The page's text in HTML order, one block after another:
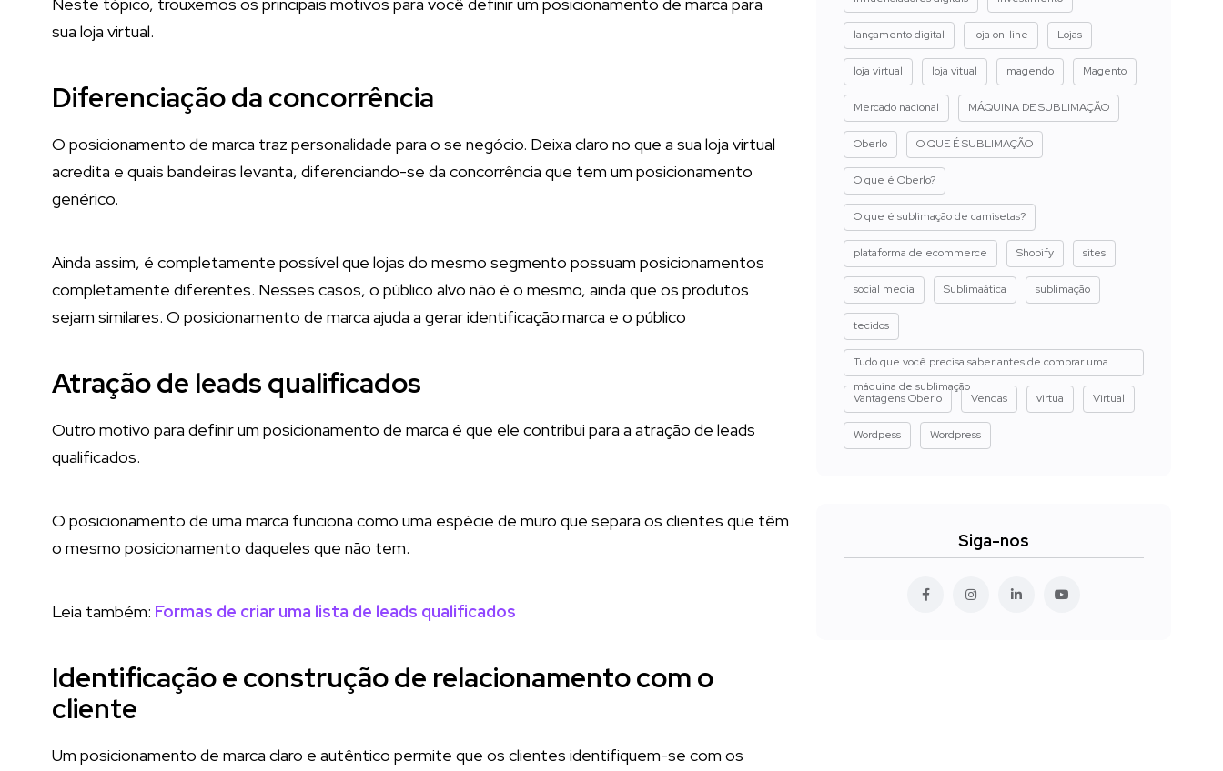
sua loja virtual.
Diferenciação da concorrência
O posicionamento de marca traz personalidade para o se negócio. Deixa claro no que a sua loja virtual
acredita e quais bandeiras levanta, diferenciando-se da concorrência que tem um posicionamento
genérico.
Ainda assim, é completamente possível que lojas do mesmo segmento possuam posicionamentos
completamente diferentes. Nesses casos, o público alvo não é o mesmo, ainda que os produtos
sejam similares. O posicionamento de marca ajuda a gerar identificação.marca e o público
Atração de leads qualificados
Outro motivo para definir um posicionamento de marca é que ele contribui para a atração de leads
qualificados.
O posicionamento de uma marca funciona como uma espécie de muro que separa os clientes que têm
o mesmo posicionamento daqueles que não tem.
Leia também: Formas de criar uma lista de leads qualificados
Identificação e construção de relacionamento com o
cliente
Um posicionamento de marca claro e autêntico permite que os clientes identifiquem-se com os
lançamento digital loja on-line Lojas
loja virtual loja vitual magendo Magento
Mercado nacional MÁQUINA DE SUBLIMAÇÃO
Oberlo O QUE É SUBLIMAÇÃO
O que é Oberlo?
O que é sublimação de camisetas?
plataforma de ecommerce Shopify sites
social media Sublimaática sublimação
tecidos
Tudo que você precisa saber antes de comprar uma
máquina de sublimação
Vantagens Oberlo
Vendas virtua Virtual
Wordpess Wordpress
Siga-nos